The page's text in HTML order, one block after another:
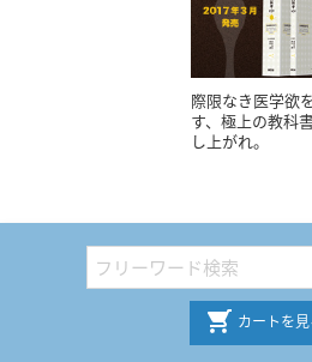
際限なき医学欲
す、極上の教科
し上がれ。
カートを